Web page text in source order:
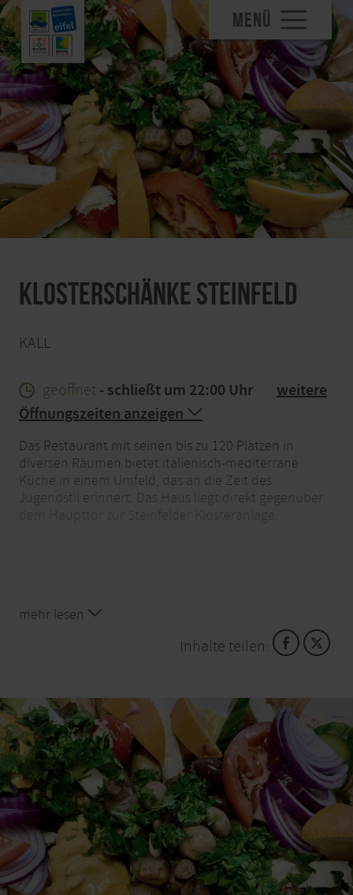
MENÜ
Klosterschänke Steinfeld
KALL
geöffnet - schließt um 22:00 Uhr
weitere
Öffnungszeiten anzeigen
Das Restaurant mit seinen bis zu 120 Plätzen in
diversen Räumen bietet italienisch-mediterrane
Küche in einem Umfeld, das an die Zeit des
Jugendstil erinnert. Das Haus liegt direkt gegenüber
mehr lesen
Inhalte teilen: